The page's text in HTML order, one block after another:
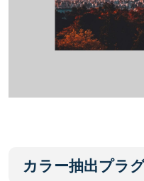
カラー抽出プラ